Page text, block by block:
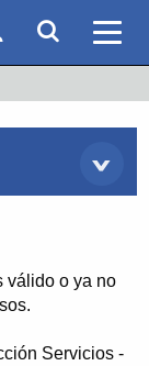
Socios
Acceso
válido o ya no
Servicios -